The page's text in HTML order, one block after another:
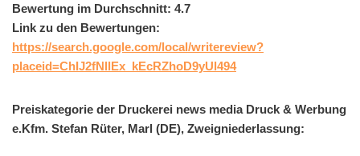
Bewertung im Durchschnitt: 4.7
Link zu den Bewertungen:
https://search.google.com/local/writereview?
placeid=ChIJ2fNllEx_kEcRZhoD9yUl494
Preiskategorie der Druckerei news media Druck & Werbung
e.Kfm. Stefan Rüter, Marl (DE), Zweigniederlassung: